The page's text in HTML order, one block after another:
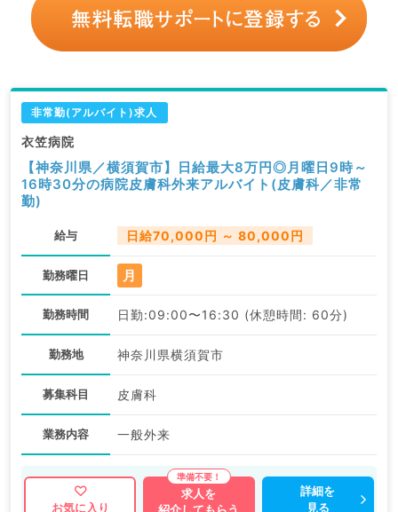
非常勤(アルバイト)求人
衣笠病院
【神奈川県／横須賀市】日給最大8万円◎月曜日9時～
16時30分の病院皮膚科外来アルバイト(皮膚科／非常
勤)
給与 日給70,000円 ～ 80,000円
勤務曜日 月
勤務時間 日勤:09:00〜16:30 (休憩時間: 60分)
勤務地 神奈川県横須賀市
募集科目 皮膚科
業務内容 一般外来
お気に入り
求人を
詳細を
見る